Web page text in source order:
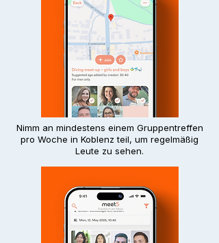
Nimm an mindestens einem Gruppentreffen
pro Woche in Koblenz teil, um regelmäßig
Leute zu sehen.